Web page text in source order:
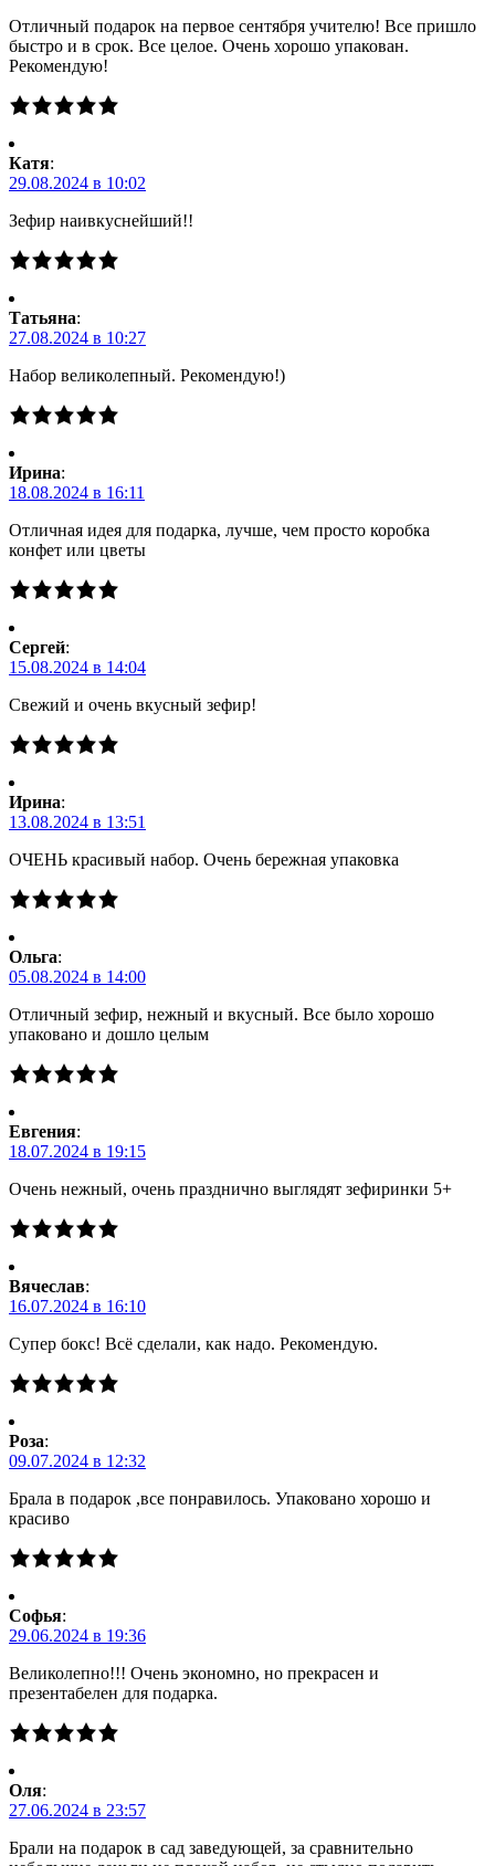
Отличный подарок на первое сентября учителю! Все пришло
быстро и в срок. Все целое. Очень хорошо упакован.
Рекомендую!
Катя:
29.08.2024 в 10:02
Зефир наивкуснейший!!
Татьяна:
27.08.2024 в 10:27
Набор великолепный. Рекомендую!)
Ирина:
18.08.2024 в 16:11
Отличная идея для подарка, лучше, чем просто коробка
конфет или цветы
Сергей:
15.08.2024 в 14:04
Свежий и очень вкусный зефир!
Ирина:
13.08.2024 в 13:51
ОЧЕНЬ красивый набор. Очень бережная упаковка
Ольга:
05.08.2024 в 14:00
Отличный зефир, нежный и вкусный. Все было хорошо
упаковано и дошло целым
Евгения:
18.07.2024 в 19:15
Очень нежный, очень празднично выглядят зефиринки 5+
Вячеслав:
16.07.2024 в 16:10
Супер бокс! Всё сделали, как надо. Рекомендую.
Роза:
09.07.2024 в 12:32
Брала в подарок ,все понравилось. Упаковано хорошо и
красиво
Софья:
29.06.2024 в 19:36
Великолепно!!! Очень экономно, но прекрасен и
презентабелен для подарка.
Оля:
27.06.2024 в 23:57
Брали на подарок в сад заведующей, за сравнительно